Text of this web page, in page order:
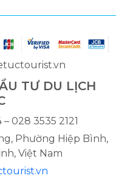
TƯ DU LỊCH
028 3535 2121
Phường Hiệp Bình,
Việt Nam